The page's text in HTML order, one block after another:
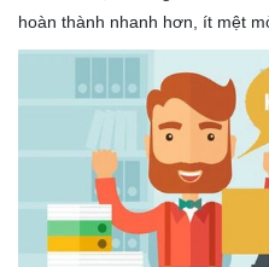
hoàn thành nhanh hơn, ít mệt